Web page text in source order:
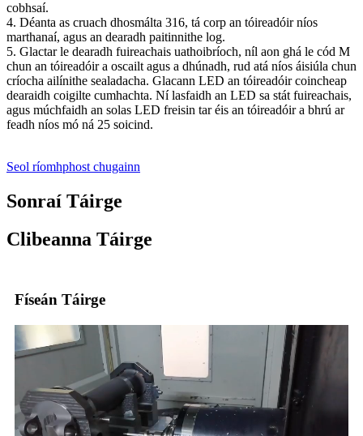
cobhsaí.
4. Déanta as cruach dhosmálta 316, tá corp an tóireadóir níos
marthanaí, agus an dearadh paitinnithe log.
5. Glactar le dearadh fuireachais uathoibríoch, níl aon ghá le cód M
chun an tóireadóir a oscailt agus a dhúnadh, rud atá níos áisiúla chun
críocha ailínithe sealadacha. Glacann LED an tóireadóir coincheap
dearaidh coigilte cumhachta. Ní lasfaidh an LED sa stát fuireachais,
agus múchfaidh an solas LED freisin tar éis an tóireadóir a bhrú ar
feadh níos mó ná 25 soicind.
Seol ríomhphost chugainn
Sonraí Táirge
Clibeanna Táirge
Físeán Táirge